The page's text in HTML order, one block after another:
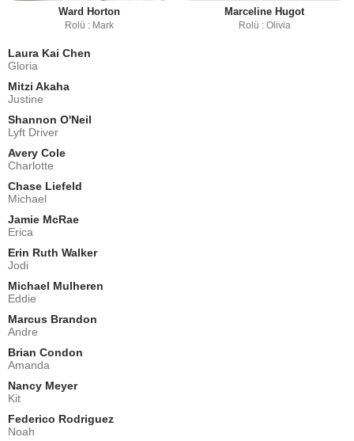
Ward Horton
Rolü : Mark
Marceline Hugot
Rolü : Olivia
Laura Kai Chen
Gloria
Mitzi Akaha
Justine
Shannon O'Neil
Lyft Driver
Avery Cole
Charlotte
Chase Liefeld
Michael
Jamie McRae
Erica
Erin Ruth Walker
Jodi
Michael Mulheren
Eddie
Marcus Brandon
Andre
Brian Condon
Amanda
Nancy Meyer
Kit
Federico Rodriguez
Noah